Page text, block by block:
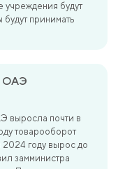
учреждения будут
принимать
ОАЭ
выросла почти в
товарооборот
2024 году вырос до
замминистра